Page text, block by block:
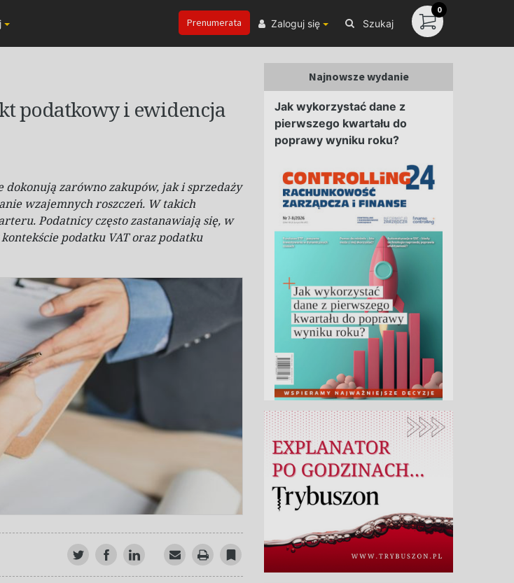
Prenumerata Zaloguj się Szukaj
0
podatkowy i ewidencja
dokonują zarówno zakupów, jak i sprzedaży
wzajemnych roszczeń. W takich
Podatnicy często zastanawiają się, w
kontekście podatku VAT oraz podatku
Najnowsze wydanie
Jak wykorzystać dane z
pierwszego kwartału do
poprawy wyniku roku?